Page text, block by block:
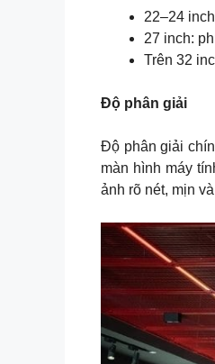
22–24
27 inch:
Trên 32
Độ phân giải
Độ phân giải
màn hình máy
ảnh rõ nét, mịn